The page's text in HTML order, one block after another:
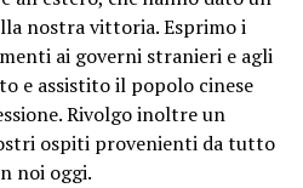
nostra vittoria. Esprimo i
ai governi stranieri e agli
e assistito il popolo cinese
Rivolgo inoltre un
ospiti provenienti da tutto
noi oggi.